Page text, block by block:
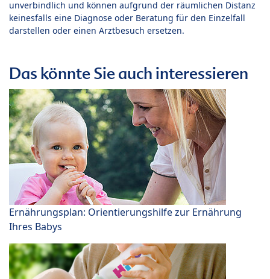
unverbindlich und können aufgrund der räumlichen Distanz
keinesfalls eine Diagnose oder Beratung für den Einzelfall
darstellen oder einen Arztbesuch ersetzen.
Das könnte Sie auch interessieren
Ernährungsplan: Orientierungshilfe zur Ernährung
Ihres Babys